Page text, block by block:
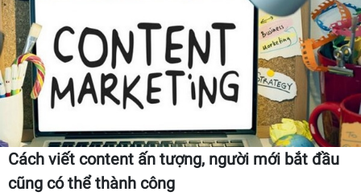
Cách viết content ấn tượng, người mới bắt đầu
cũng có thể thành công